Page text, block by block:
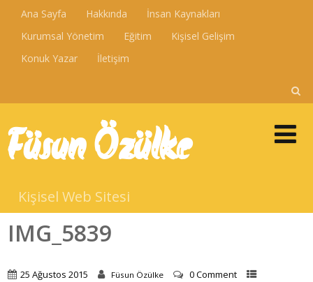
Ana Sayfa Hakkında
İnsan Kaynakları
Kurumsal Yönetim
Eğitim
Kişisel Gelişim
Konuk Yazar
İletişim
Füsun Özülke
Kişisel Web Sitesi
IMG_5839
25 Ağustos 2015 Füsun Özülke 0 Comment